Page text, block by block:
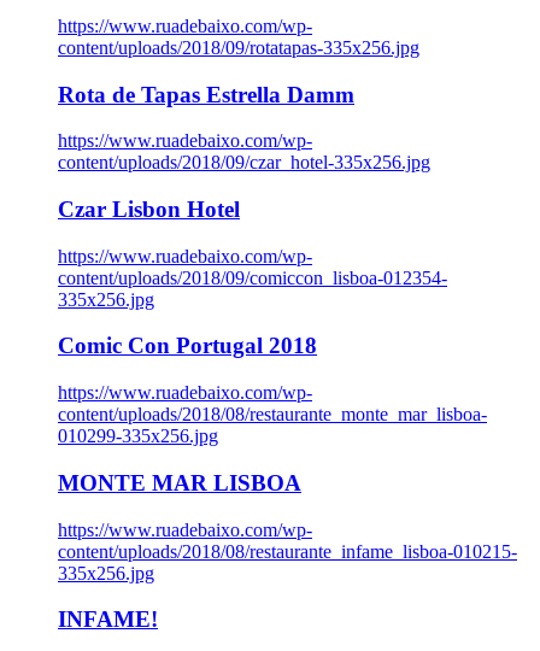
https://www.ruadebaixo.com/wp-
content/uploads/2018/09/rotatapas-335x256.jpg
Rota de Tapas Estrella Damm
https://www.ruadebaixo.com/wp-
content/uploads/2018/09/czar_hotel-335x256.jpg
Czar Lisbon Hotel
https://www.ruadebaixo.com/wp-
content/uploads/2018/09/comiccon_lisboa-012354-
335x256.jpg
Comic Con Portugal 2018
https://www.ruadebaixo.com/wp-
content/uploads/2018/08/restaurante_monte_mar_lisboa-
010299-335x256.jpg
MONTE MAR LISBOA
https://www.ruadebaixo.com/wp-
content/uploads/2018/08/restaurante_infame_lisboa-010215-
335x256.jpg
INFAME!